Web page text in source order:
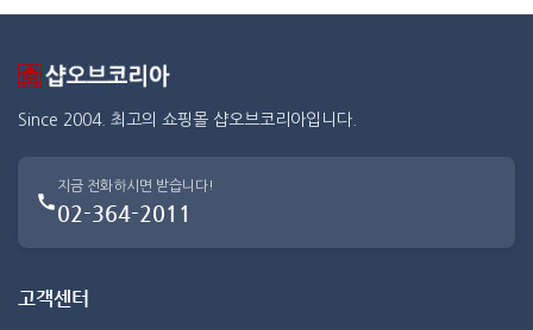
Since 2004. 최고의 쇼핑몰 샵오브코리아입니다.
지금 전화하시면 받습니다!
02-364-2011
고객센터